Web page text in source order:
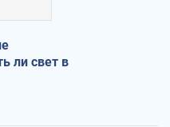
ли свет в